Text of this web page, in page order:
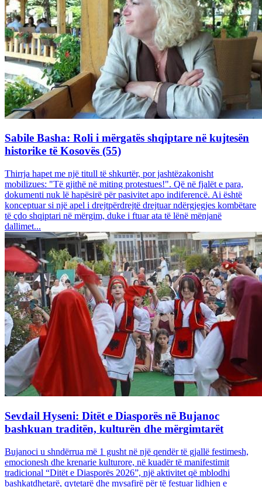
Sabile Basha: Roli i mërgatës shqiptare në kujtesën
historike të Kosovës (55)
Thirrja hapet me një titull të shkurtër, por jashtëzakonisht
mobilizues: "Të gjithë në miting protestues!". Që në fjalët e para,
dokumenti nuk lë hapësirë për pasivitet apo indiferencë. Ai është
konceptuar si një apel i drejtpërdrejtë drejtuar ndërgjegjes kombëtare
të çdo shqiptari në mërgim, duke i ftuar ata të lënë mënjanë
dallimet...
Sevdail Hyseni: Ditët e Diasporës në Bujanoc
bashkuan traditën, kulturën dhe mërgimtarët
Bujanoci u shndërrua më 1 gusht në një qendër të gjallë festimesh,
emocionesh dhe krenarie kulturore, në kuadër të manifestimit
tradicional “Ditët e Diasporës 2026”, një aktivitet që mblodhi
bashkatdhetarë, qytetarë dhe mysafirë për të festuar lidhjen e